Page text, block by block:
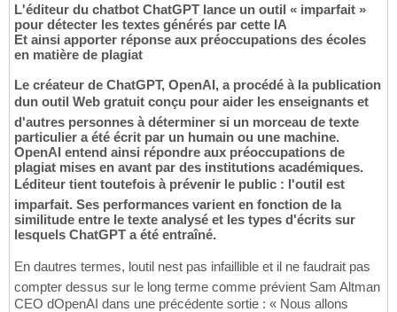
L'éditeur du chatbot ChatGPT lance un outil « imparfait »
pour détecter les textes générés par cette IA
Et ainsi apporter réponse aux préoccupations des écoles
en matière de plagiat
Le créateur de ChatGPT, OpenAI, a procédé à la publication
dun outil Web gratuit conçu pour aider les enseignants et
d'autres personnes à déterminer si un morceau de texte
particulier a été écrit par un humain ou une machine.
OpenAI entend ainsi répondre aux préoccupations de
plagiat mises en avant par des institutions académiques.
Léditeur tient toutefois à prévenir le public : l'outil est
imparfait. Ses performances varient en fonction de la
similitude entre le texte analysé et les types d'écrits sur
lesquels ChatGPT a été entraîné.
En dautres termes, loutil nest pas infaillible et il ne faudrait pas
compter dessus sur le long terme comme prévient Sam Altman
CEO dOpenAI dans une précédente sortie : « Nous allons